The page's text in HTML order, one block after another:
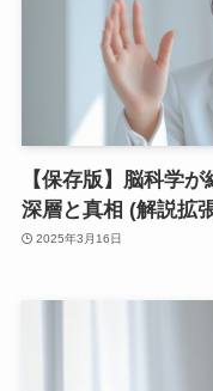
【保存版】脳科学
深層と真相 (解説拡
2025年3月16日